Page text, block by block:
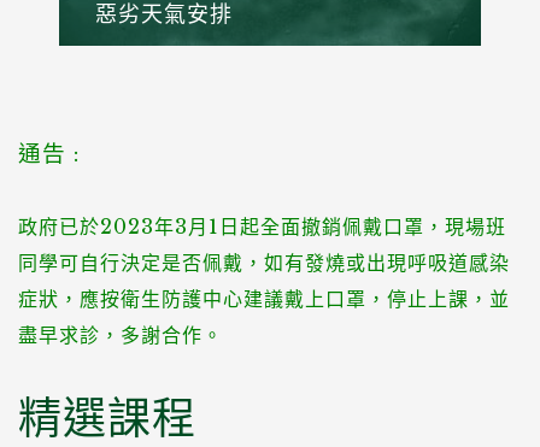
惡劣天氣安排
通告 :
政府已於2023年3月1日起全面撤銷佩戴口罩，現場班
同學可自行決定是否佩戴，如有發燒或出現呼吸道感染
症狀，應按衛生防護中心建議戴上口罩，停止上課，並
盡早求診，多謝合作。
精選課程